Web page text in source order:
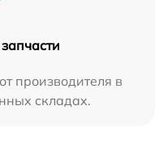
производителя в
складах.